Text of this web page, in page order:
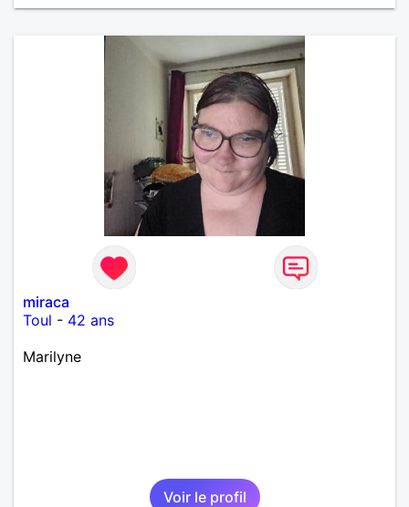
miraca
Toul - 42 ans
Marilyne
Voir le profil